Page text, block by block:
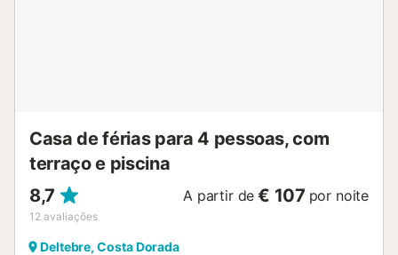
Casa de férias para 4 pessoas, com
terraço e piscina
8,7
12 avaliações
A partir de € 107 por noite
Deltebre, Costa Dorada